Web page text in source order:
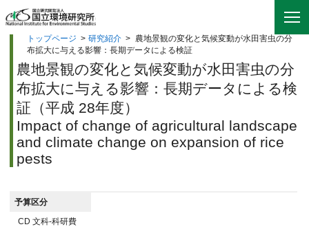
トップページ > 研究紹介 > 農地景観の変化と気候変動が水田害虫の分
布拡大に与える影響：長期データによる検証
農地景観の変化と気候変動が水田害虫の分
布拡大に与える影響：長期データによる検
証（平成 28年度）
Impact of change of agricultural landscape
and climate change on expansion of rice
pests
予算区分
CD 文科-科研費